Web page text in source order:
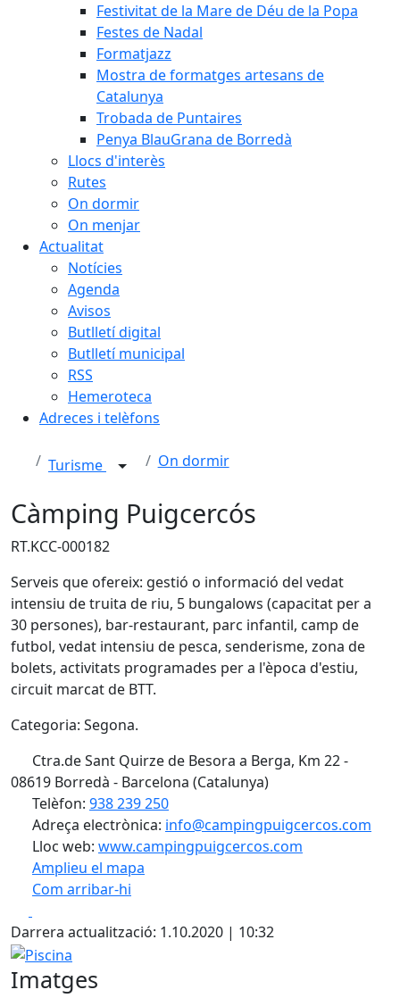
Festivitat de la Mare de Déu de la Popa
Festes de Nadal
Formatjazz
Mostra de formatges artesans de
Catalunya
Trobada de Puntaires
Penya BlauGrana de Borredà
Llocs d'interès
Rutes
On dormir
On menjar
Actualitat
Notícies
Agenda
Avisos
Butlletí digital
Butlletí municipal
RSS
Hemeroteca
Adreces i telèfons
Turisme On dormir
Càmping Puigcercós
RT.KCC-000182
Serveis que ofereix: gestió o informació del vedat
intensiu de truita de riu, 5 bungalows (capacitat per a
30 persones), bar-restaurant, parc infantil, camp de
futbol, vedat intensiu de pesca, senderisme, zona de
bolets, activitats programades per a l'època d'estiu,
circuit marcat de BTT.
Categoria: Segona.
Ctra.de Sant Quirze de Besora a Berga, Km 22 -
08619 Borredà - Barcelona (Catalunya)
Telèfon: 938 239 250
Adreça electrònica: info@campingpuigcercos.com
Lloc web: www.campingpuigcercos.com
Amplieu el mapa
Com arribar-hi
+
−
Darrera actualització: 1.10.2020 | 10:32
Piscina
Imatges